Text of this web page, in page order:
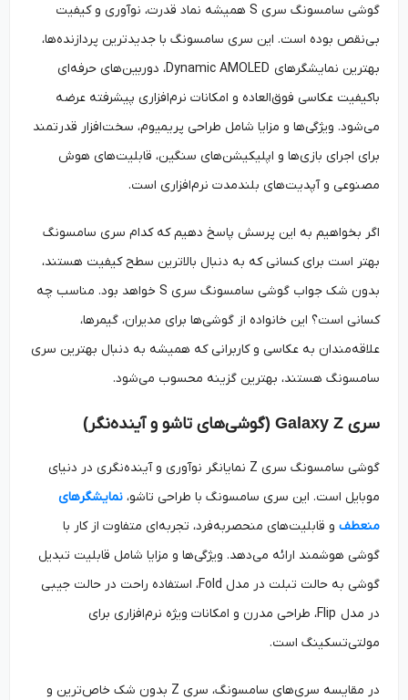
گوشی سامسونگ سری S همیشه نماد قدرت، نوآوری و کیفیت
بی‌نقص بوده است. این سری سامسونگ با جدیدترین پردازنده‌ها،
بهترین نمایشگرهای Dynamic AMOLED، دوربین‌های حرفه‌ای
باکیفیت عکاسی فوق‌العاده و امکانات نرم‌افزاری پیشرفته عرضه
می‌شود. ویژگی‌ها و مزایا شامل طراحی پریمیوم، سخت‌افزار قدرتمند
برای اجرای بازی‌ها و اپلیکیشن‌های سنگین، قابلیت‌های هوش
مصنوعی و آپدیت‌های بلندمدت نرم‌افزاری است.
اگر بخواهیم به این پرسش پاسخ دهیم که کدام سری سامسونگ
بهتر است برای کسانی که به دنبال بالاترین سطح کیفیت هستند،
بدون شک جواب گوشی سامسونگ سری S خواهد بود. مناسب چه
کسانی است؟ این خانواده از گوشی‌ها برای مدیران، گیمرها،
علاقه‌مندان به عکاسی و کاربرانی که همیشه به دنبال بهترین سری
سامسونگ هستند، بهترین گزینه محسوب می‌شود.
سریGalaxy Z ( گوشی‌های تاشو و آینده‌نگر)
گوشی سامسونگ سری Z نمایانگر نوآوری و آینده‌نگری در دنیای
موبایل است. این سری سامسونگ با طراحی تاشو،نمایشگرهای
منعطفو قابلیت‌های منحصر‌به‌فرد، تجربه‌ای متفاوت از کار با
گوشی هوشمند ارائه می‌دهد. ویژگی‌ها و مزایا شامل قابلیت تبدیل
گوشی به حالت تبلت در مدل Fold، استفاده راحت در حالت جیبی
در مدل Flip، طراحی مدرن و امکانات ویژه نرم‌افزاری برای
مولتی‌تسکینگ است.
در مقایسه سری‌های سامسونگ، سری Z بدون شک خاص‌ترین و